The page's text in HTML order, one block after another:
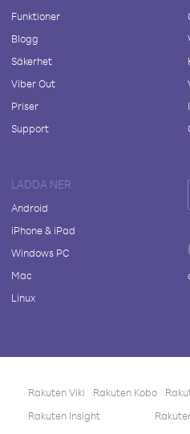
Funktioner
Blogg
Säkerhet
Viber Out
Priser
Support
LADDA NER
Android
iPhone & iPad
Windows PC
Mac
Linux
Rakuten Viki Rakuten Kobo
Rakuten Insight